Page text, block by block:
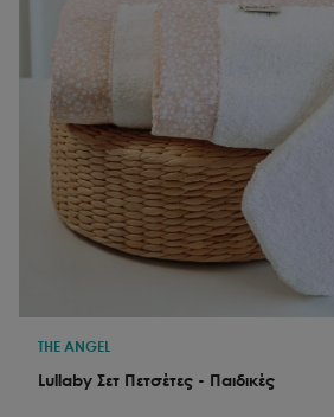
THE ANGEL
Lullaby Σετ Πετσέτες - Παιδικές